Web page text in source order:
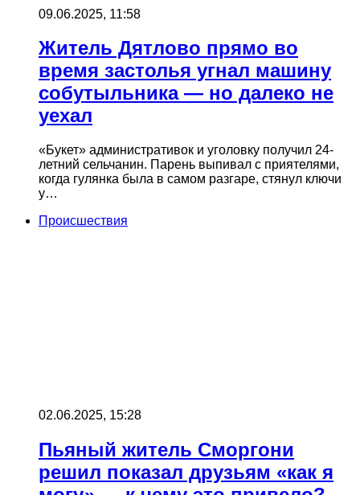
09.06.2025, 11:58
Житель Дятлово прямо во
время застолья угнал машину
собутыльника — но далеко не
уехал
«Букет» административок и уголовку получил 24-
летний сельчанин. Парень выпивал с приятелями,
когда гулянка была в самом разгаре, стянул ключи
у…
Происшествия
02.06.2025, 15:28
Пьяный житель Сморгони
решил показал друзьям «как я